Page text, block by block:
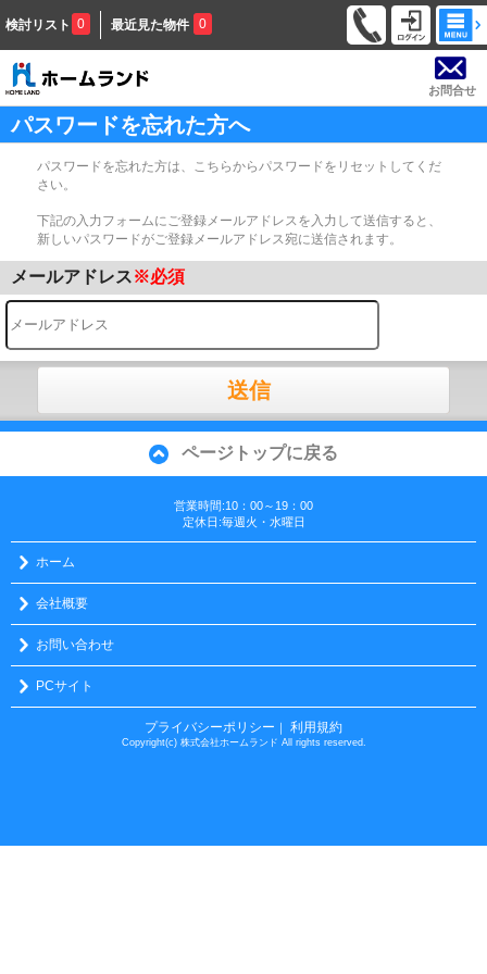
検討リスト 0 最近見た物件 0
お問合せ
パスワードを忘れた方へ
パスワードを忘れた方は、こちらからパスワードをリセットしてくだ
さい。
下記の入力フォームにご登録メールアドレスを入力して送信すると、
新しいパスワードがご登録メールアドレス宛に送信されます。
メールアドレス※必須
送信
ページトップに戻る
営業時間:10：00～19：00
定休日:毎週火・水曜日
ホーム
会社概要
お問い合わせ
PCサイト
プライバシーポリシー ｜ 利用規約
Copyright(c) 株式会社ホームランド All rights reserved.